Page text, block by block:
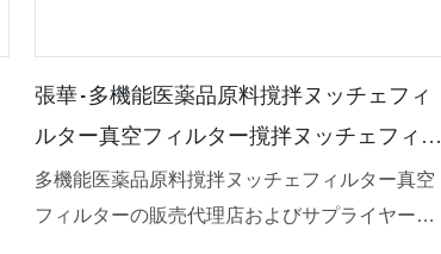
張華 - 多機能医薬品原料撹拌ヌッチェフィ
ルター真空フィルター撹拌ヌッチェフィル
ター
多機能医薬品原料撹拌ヌッチェフィルター真空
フィルターの販売代理店およびサプライヤーを